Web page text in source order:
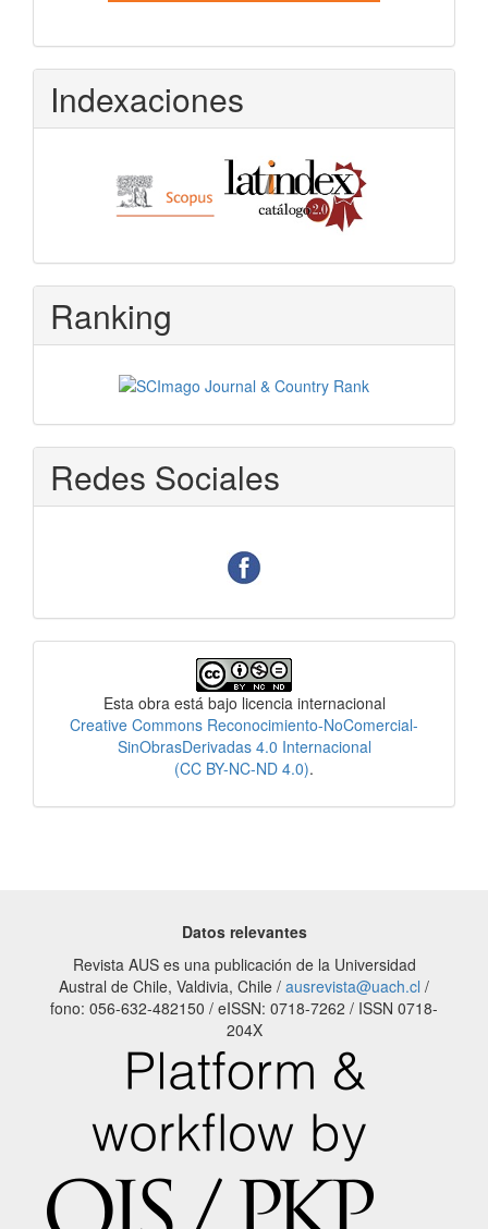
Indexaciones
Ranking
Redes Sociales
Esta obra está bajo licencia internacional
Creative Commons Reconocimiento-NoComercial-
SinObrasDerivadas 4.0 Internacional
(CC BY-NC-ND 4.0).
Datos relevantes
Revista AUS es una publicación de la Universidad
Austral de Chile, Valdivia, Chile / ausrevista@uach.cl /
fono: 056-632-482150 / eISSN: 0718-7262 / ISSN 0718-
204X